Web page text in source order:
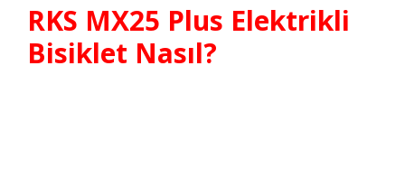
RKS MX25 Plus Elektrikli
Bisiklet Nasıl?